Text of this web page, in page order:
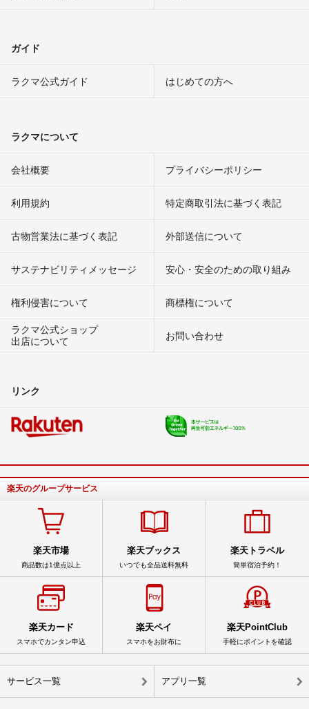
ガイド
ラクマ公式ガイド はじめての方へ
ラクマについて
会社概要 プライバシーポリシー
利用規約 特定商取引法に基づく表記
古物営業法に基づく表記 外部送信について
サステナビリティメッセージ 安心・安全のための取り組み
権利侵害について
商標権について
ラクマ公式ショップ
出店について
お問い合わせ
リンク
楽天のグループサービス
楽天市場
商品数は1億点以上
楽天ブックス
いつでも全品送料無料
楽天トラベル
簡単宿泊予約！
楽天カード
スマホでカンタン申込
楽天ペイ
スマホをお財布に
楽天PointClub
手軽にポイントを確認
サービス一覧 アプリ一覧